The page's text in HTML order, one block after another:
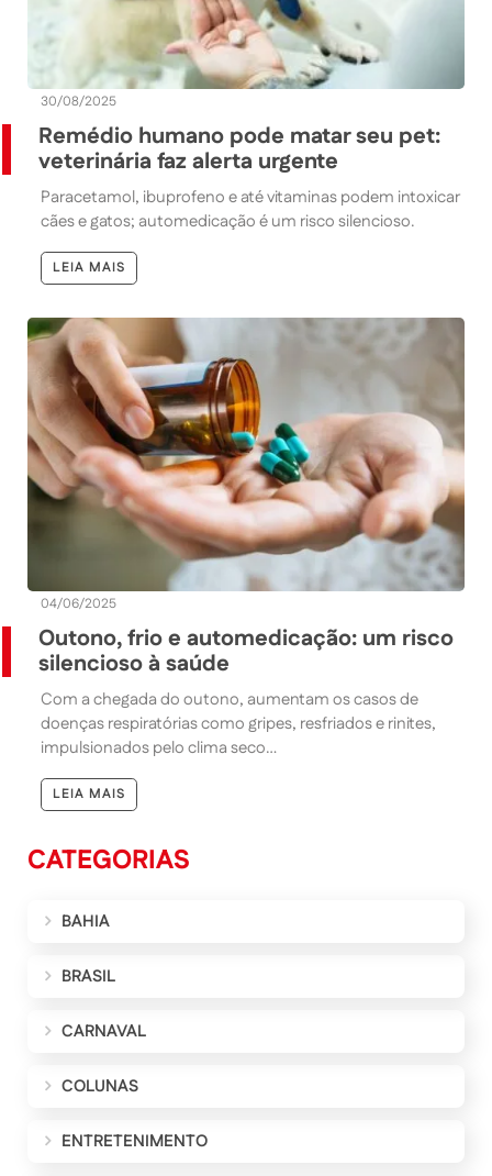
30/08/2025
Remédio humano pode matar seu pet:
veterinária faz alerta urgente
Paracetamol, ibuprofeno e até vitaminas podem intoxicar
cães e gatos; automedicação é um risco silencioso.
LEIA MAIS
04/06/2025
Outono, frio e automedicação: um risco
silencioso à saúde
Com a chegada do outono, aumentam os casos de
doenças respiratórias como gripes, resfriados e rinites,
impulsionados pelo clima seco…
LEIA MAIS
CATEGORIAS
BAHIA
BRASIL
CARNAVAL
COLUNAS
ENTRETENIMENTO